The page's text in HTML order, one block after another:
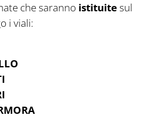
che saranno istituitesul
i viali: